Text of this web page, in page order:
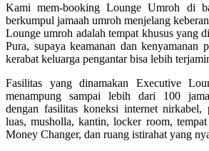
Kami mem-booking Lounge Umroh di
berkumpul jamaah umroh menjelang
Lounge umroh adalah tempat khusus yang
Pura, supaya keamanan dan kenyamanan
kerabat keluarga pengantar bisa lebih
Fasilitas yang dinamakan Executive
menampung sampai lebih dari 100
dengan fasilitas koneksi internet nirkabel,
luas, musholla, kantin, locker room,
Money Changer, dan ruang istirahat yang